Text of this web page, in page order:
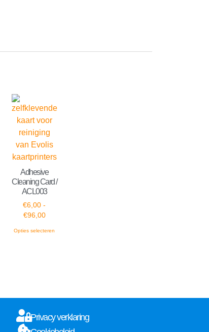
Adhesive
Cleaning Card /
ACL003
€6,00 -
€96,00
Opties selecteren
Privacy verklaring